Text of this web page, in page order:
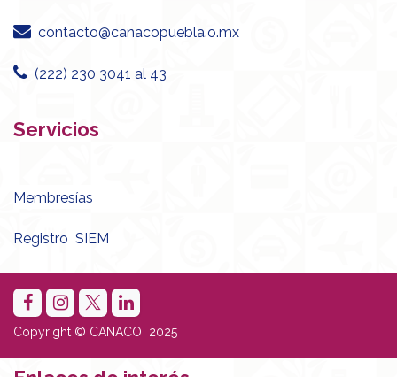
contacto@canacopuebla.o.mx
(222) 230 3041 al 43
Servicios
Membresías
Registro SIEM
Copyright © CANACO 2025